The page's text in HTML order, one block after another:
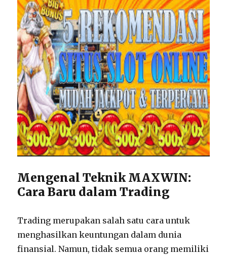
Mengenal Teknik MAXWIN:
Cara Baru dalam Trading
Trading merupakan salah satu cara untuk
menghasilkan keuntungan dalam dunia
finansial. Namun, tidak semua orang memiliki